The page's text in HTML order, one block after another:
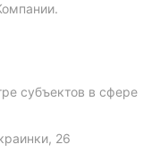
субъектов в сфере
26